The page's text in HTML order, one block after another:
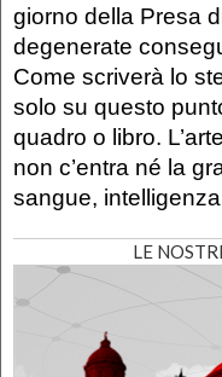
giorno della Presa
degenerate
Come scriverà lo
solo su questo
quadro o libro.
non c’entra né la
sangue,
LE